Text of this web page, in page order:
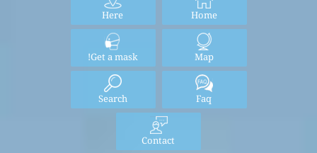
Home
Here
Map
Get a mask!
Faq
Search
Contact